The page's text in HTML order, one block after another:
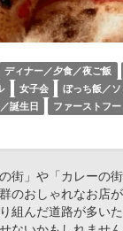
ディナー／夕食／夜ご飯
女子会 ぼっち飯／
誕生日 ファーストフー
街」や「カレーの
のおしゃれなお店が
組んだ道路が多い